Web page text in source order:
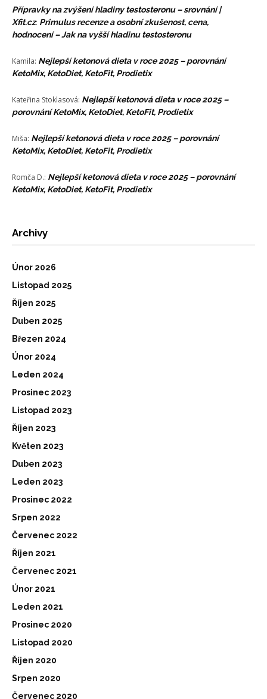
Přípravky na zvýšení hladiny testosteronu – srovnání |
Xfit.cz: Primulus recenze a osobní zkušenost, cena,
hodnocení – Jak na vyšší hladinu testosteronu
Kamila: Nejlepší ketonová dieta v roce 2025 – porovnání
KetoMix, KetoDiet, KetoFit, Prodietix
Kateřina Stoklasová: Nejlepší ketonová dieta v roce 2025 –
porovnání KetoMix, KetoDiet, KetoFit, Prodietix
Miša: Nejlepší ketonová dieta v roce 2025 – porovnání
KetoMix, KetoDiet, KetoFit, Prodietix
Romča D.: Nejlepší ketonová dieta v roce 2025 – porovnání
KetoMix, KetoDiet, KetoFit, Prodietix
Archivy
Únor 2026
Listopad 2025
Říjen 2025
Duben 2025
Březen 2024
Únor 2024
Leden 2024
Prosinec 2023
Listopad 2023
Říjen 2023
Květen 2023
Duben 2023
Leden 2023
Prosinec 2022
Srpen 2022
Červenec 2022
Říjen 2021
Červenec 2021
Únor 2021
Leden 2021
Prosinec 2020
Listopad 2020
Říjen 2020
Srpen 2020
Červenec 2020